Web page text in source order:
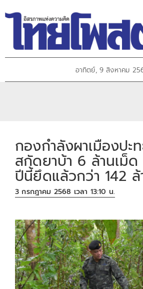
อาทิตย์, 9 สิงหาคม
กองกำลังผาเมืองปะ
สกัดยาบ้า 6 ล้านเม็
ปีนี้ยึดแล้วกว่า 142 ล้
3 กรกฎาคม 2568 เวลา 13:10 น.